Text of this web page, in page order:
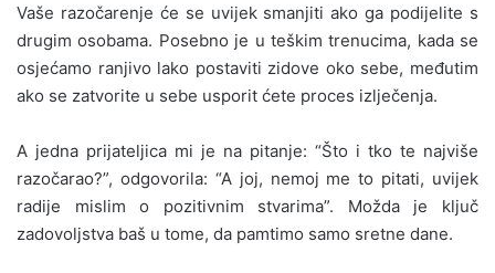
Vaše razočarenje će se uvijek smanjiti ako ga podijelite s
drugim osobama. Posebno je u teškim trenucima, kada se
osjećamo ranjivo lako postaviti zidove oko sebe, međutim
ako se zatvorite u sebe usporit ćete proces izlječenja.
A jedna prijateljica mi je na pitanje: “Što i tko te najviše
razočarao?”, odgovorila: “A joj, nemoj me to pitati, uvijek
radije mislim o pozitivnim stvarima”. Možda je ključ
zadovoljstva baš u tome, da pamtimo samo sretne dane.